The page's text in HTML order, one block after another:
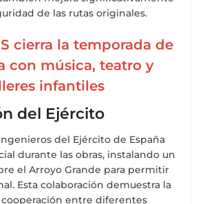
de las rutas originales.
cierra la temporada de
con música, teatro y
infantiles
del Ejército
del Ejército de España
durante las obras, instalando un
el Arroyo Grande para permitir
Esta colaboración demuestra la
entre diferentes